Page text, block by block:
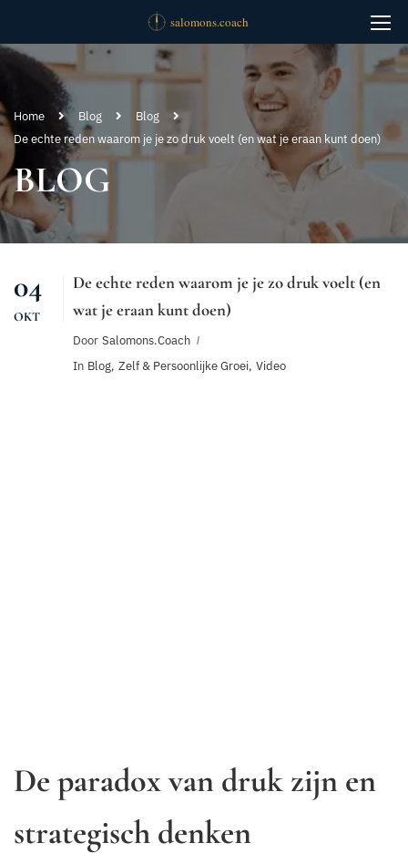
Home Blog
Blog
De echte reden waarom je je zo druk voelt (en wat je eraan kunt doen)
BLOG
04
OKT
De echte reden waarom je je zo druk voelt (en
wat je eraan kunt doen)
Door Salomons.coach
In Blog, Zelf & Persoonlijke Groei, Video
De paradox van druk zijn en
strategisch denken